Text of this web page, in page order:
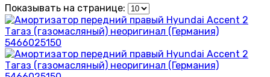
Показывать на странице: